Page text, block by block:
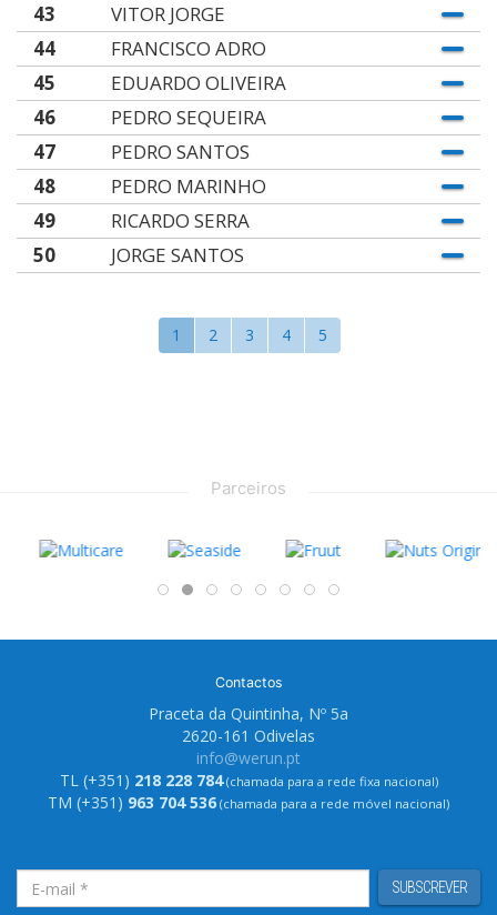
43
VITOR JORGE
44
FRANCISCO ADRO
45
EDUARDO OLIVEIRA
46
PEDRO SEQUEIRA
47
PEDRO SANTOS
48
PEDRO MARINHO
49
RICARDO SERRA
50
JORGE SANTOS
1 2 3 4 5
Parceiros
Contactos
Praceta da Quintinha, Nº 5a
2620-161 Odivelas
info@werun.pt
TL (+351) 218 228 784(chamada para a rede fixa nacional)
TM (+351) 963 704 536 (chamada para a rede móvel nacional)
SUBSCREVER